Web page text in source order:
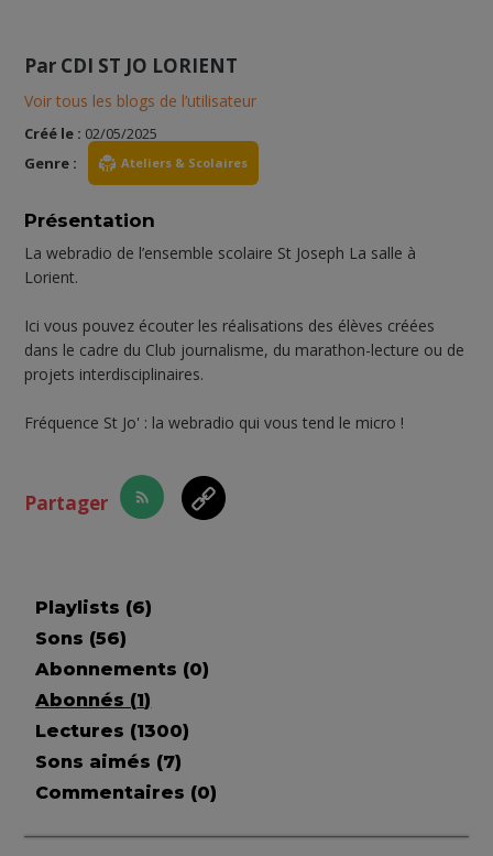
Par CDI ST JO LORIENT
Voir tous les blogs de l’utilisateur
Créé le : 02/05/2025
Genre :
Ateliers & Scolaires
Présentation
La webradio de l’ensemble scolaire St Joseph La salle à
Lorient.
Ici vous pouvez écouter les réalisations des élèves créées
dans le cadre du Club journalisme, du marathon-lecture ou de
projets interdisciplinaires.
Fréquence St Jo' : la webradio qui vous tend le micro !
Partager
Playlists (6)
Sons (56)
Abonnements (0)
Abonnés (1)
Lectures (1300)
Sons aimés (7)
Commentaires (0)